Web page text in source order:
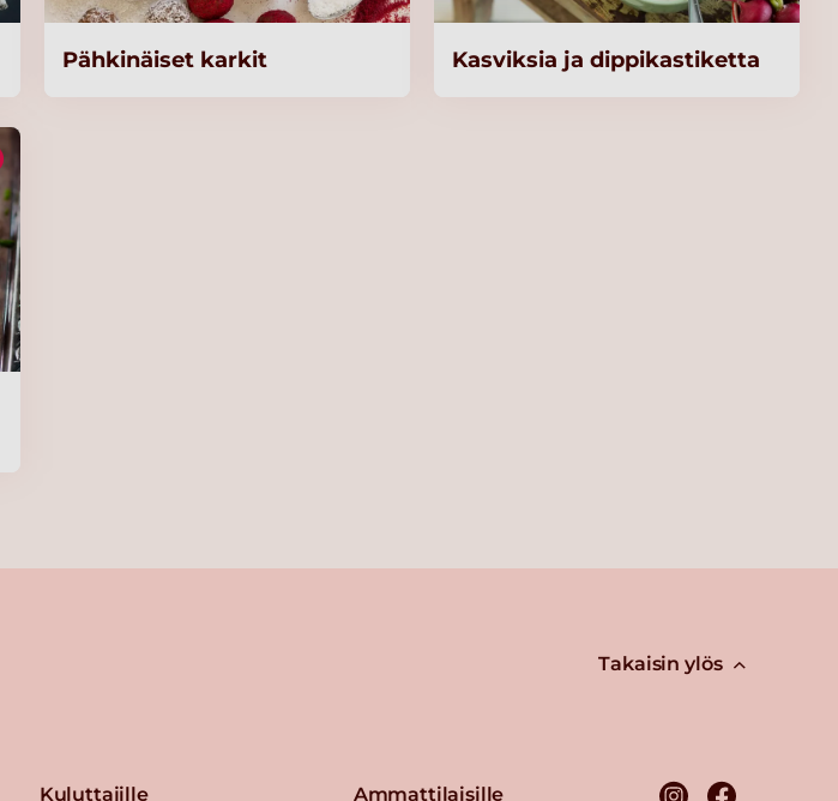
Pähkinäiset karkit Kasviksia ja dippikastiketta
Takaisin ylös
Kuluttajille Ammattilaisille